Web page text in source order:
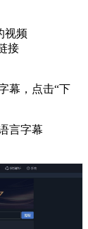
视频
接
幕，点击“下
言字幕